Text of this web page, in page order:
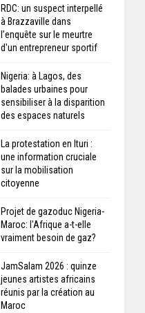
RDC: un suspect interpellé
à Brazzaville dans
l’enquête sur le meurtre
d'un entrepreneur sportif
Nigeria: à Lagos, des
balades urbaines pour
sensibiliser à la disparition
des espaces naturels
La protestation en Ituri :
une information cruciale
sur la mobilisation
citoyenne
Projet de gazoduc Nigeria-
Maroc: l'Afrique a-t-elle
vraiment besoin de gaz?
JamSalam 2026 : quinze
jeunes artistes africains
réunis par la création au
Maroc